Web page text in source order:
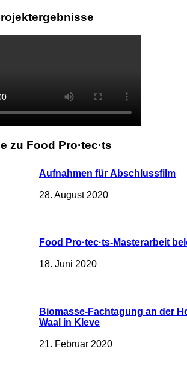
zu Food Pro·tec·ts
Aufnahmen für Abschlussfilm
28. August 2020
Food Pro·tec·ts-Masterarbeit
18. Juni 2020
Biomasse-Fachtagung an der
Waal in Kleve
21. Februar 2020